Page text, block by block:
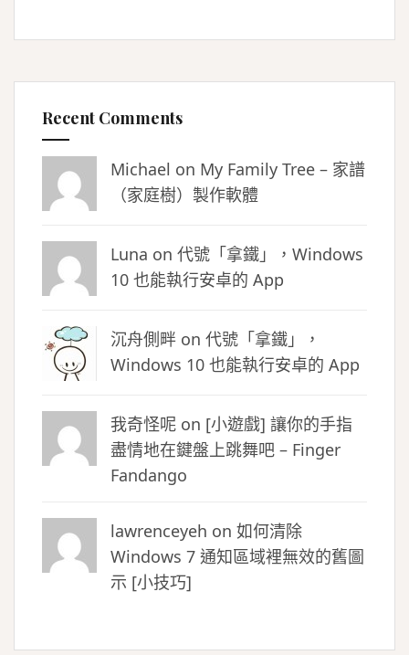
Recent Comments
Michael on My Family Tree – 家譜
（家庭樹）製作軟體
Luna on 代號「拿鐵」，Windows
10 也能執行安卓的 App
沉舟側畔 on 代號「拿鐵」，
Windows 10 也能執行安卓的 App
我奇怪呢 on [小遊戲] 讓你的手指
盡情地在鍵盤上跳舞吧 – Finger
Fandango
lawrenceyeh on 如何清除
Windows 7 通知區域裡無效的舊圖
示 [小技巧]